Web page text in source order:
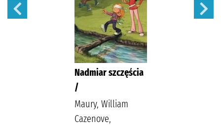
Nadmiar szczęścia
/
Maury, William
Cazenove,